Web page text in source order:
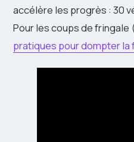
accélère les progrès : 30
Pour les coups de
pratiques pour dompter la